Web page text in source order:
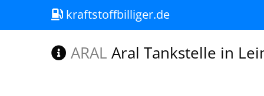
kraftstoffbilliger.de
ARAL Aral Tankstelle in